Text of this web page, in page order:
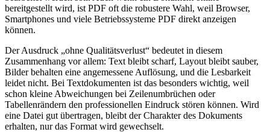
bereitgestellt wird, ist PDF oft die robustere Wahl, weil Browser,
Smartphones und viele Betriebssysteme PDF direkt anzeigen
können.
Der Ausdruck „ohne Qualitätsverlust“ bedeutet in diesem
Zusammenhang vor allem: Text bleibt scharf, Layout bleibt sauber,
Bilder behalten eine angemessene Auflösung, und die Lesbarkeit
leidet nicht. Bei Textdokumenten ist das besonders wichtig, weil
schon kleine Abweichungen bei Zeilenumbrüchen oder
Tabellenrändern den professionellen Eindruck stören können. Wird
eine Datei gut übertragen, bleibt der Charakter des Dokuments
erhalten, nur das Format wird gewechselt.